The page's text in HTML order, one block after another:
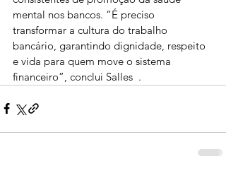
mental nos bancos. “É preciso
transformar a cultura do trabalho
bancário, garantindo dignidade, respeito
e vida para quem move o sistema
financeiro”, conclui Salles  .